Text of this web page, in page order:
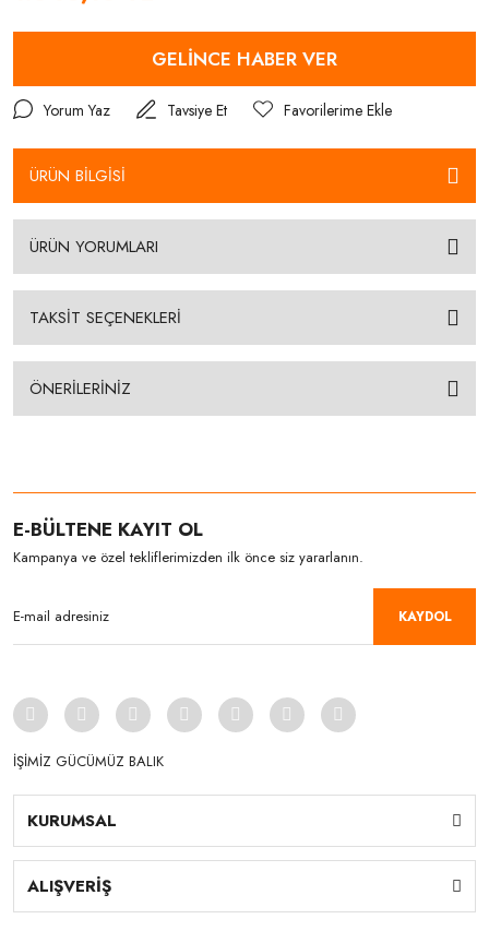
GELİNCE HABER VER
Yorum Yaz Tavsiye Et
ÜRÜN BİLGİSİ
ÜRÜN YORUMLARI
TAKSİT SEÇENEKLERİ
ÖNERİLERİNİZ
E-BÜLTENE KAYIT OL
Kampanya ve özel tekliflerimizden ilk önce siz yararlanın.
KAYDOL
İŞİMİZ GÜCÜMÜZ BALIK
KURUMSAL
ALIŞVERİŞ